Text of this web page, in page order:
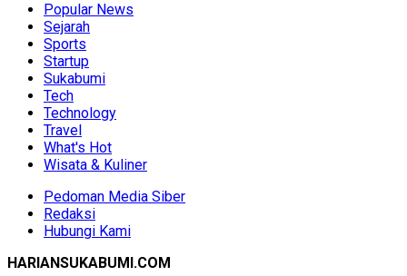
Popular News
Sejarah
Sports
Startup
Sukabumi
Tech
Technology
Travel
What's Hot
Wisata & Kuliner
Pedoman Media Siber
Redaksi
Hubungi Kami
HARIANSUKABUMI.COM